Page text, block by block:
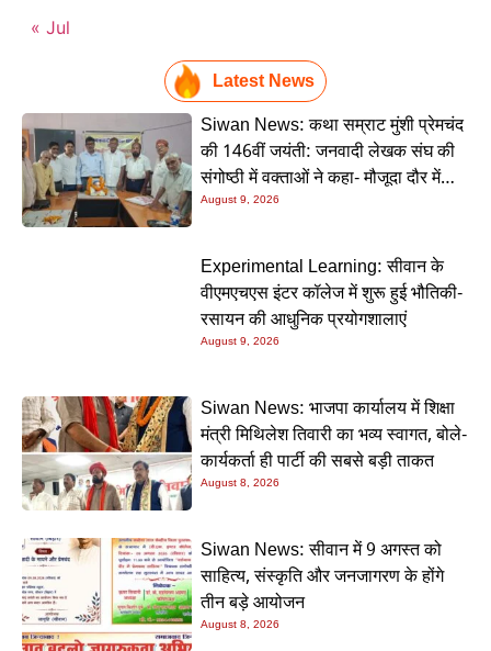
« Jul
Latest News
Siwan News: कथा सम्राट मुंशी प्रेमचंद
की 146वीं जयंती: जनवादी लेखक संघ की
संगोष्ठी में वक्ताओं ने कहा- मौजूदा दौर में
प्रेमचंद की रचनाएं और अधिक प्रासंगिक
August 9, 2026
Experimental Learning: सीवान के
वीएमएचएस इंटर कॉलेज में शुरू हुई भौतिकी-
रसायन की आधुनिक प्रयोगशालाएं
August 9, 2026
Siwan News: भाजपा कार्यालय में शिक्षा
मंत्री मिथिलेश तिवारी का भव्य स्वागत, बोले-
कार्यकर्ता ही पार्टी की सबसे बड़ी ताकत
August 8, 2026
Siwan News: सीवान में 9 अगस्त को
साहित्य, संस्कृति और जनजागरण के होंगे
तीन बड़े आयोजन
August 8, 2026